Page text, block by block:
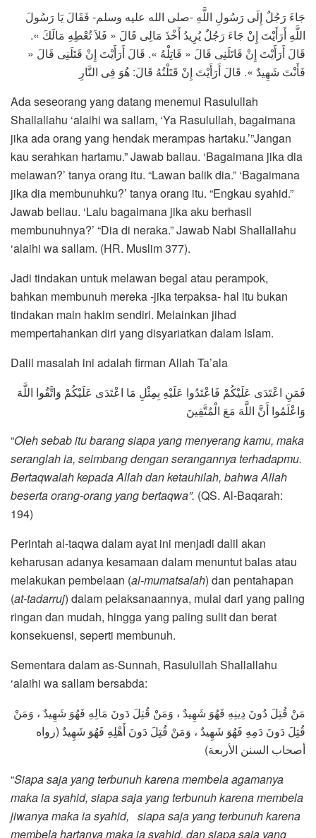
جَاءَ رَجُلٌ إِلَى رَسُولِ اللَّهِ -صلى الله عليه وسلم- فَقَالَ يَا رَسُولَ
اللَّهِ أَرَأَيْتَ إِنْ جَاءَ رَجُلٌ يُرِيدُ أَخْذَ مَالِى قَالَ « فَلاَ تُعْطِهِ مَالَكَ ».
قَالَ أَرَأَيْتَ إِنْ قَاتَلَنِى قَالَ « قَاتِلْهُ ». قَالَ أَرَأَيْتَ إِنْ قَتَلَنِى قَالَ «
فَأَنْتَ شَهِيدٌ ». قَالَ أَرَأَيْتَ إِنْ قَتَلْتُهُ قَالَ: هُوَ فِى النَّارِ
Ada seseorang yang datang menemui Rasulullah
Shallallahu ‘alaihi wa sallam, ‘Ya Rasulullah, bagaimana
jika ada orang yang hendak merampas hartaku.’”Jangan
kau serahkan hartamu.” Jawab baliau. ‘Bagaimana jika dia
melawan?’ tanya orang itu. “Lawan balik dia.” ‘Bagaimana
jika dia membunuhku?’ tanya orang itu. “Engkau syahid.”
Jawab beliau. ‘Lalu bagaimana jika aku berhasil
membunuhnya?’ “Dia di neraka.” Jawab Nabi Shallallahu
‘alaihi wa sallam. (HR. Muslim 377).
Jadi tindakan untuk melawan begal atau perampok,
bahkan membunuh mereka -jika terpaksa- hal itu bukan
tindakan main hakim sendiri. Melainkan jihad
mempertahankan diri yang disyariatkan dalam Islam.
Dalil masalah ini adalah firman Allah Ta’ala
فَمَنِ اعْتَدَى عَلَيْكُمْ فَاعْتَدُوا عَلَيْهِ بِمِثْلِ مَا اعْتَدَى عَلَيْكُمْ وَاتَّقُوا اللَّهَ
وَاعْلَمُوا أَنَّ اللَّهَ مَعَ الْمُتَّقِينَ
“Oleh sebab itu barang siapa yang menyerang kamu, maka
seranglah ia, seimbang dengan serangannya terhadapmu.
Bertaqwalah kepada Allah dan ketauhilah, bahwa Allah
beserta orang-orang yang bertaqwa”. (QS. Al-Baqarah:
194)
Perintah al-taqwa dalam ayat ini menjadi dalil akan
keharusan adanya kesamaan dalam menuntut balas atau
melakukan pembelaan (al-mumatsalah) dan pentahapan
(at-tadarruj) dalam pelaksanaannya, mulai dari yang paling
ringan dan mudah, hingga yang paling sulit dan berat
konsekuensi, seperti membunuh.
Sementara dalam as-Sunnah, Rasulullah Shallallahu
‘alaihi wa sallam bersabda:
مَنْ قُتِلَ دُونَ دِينِهِ فَهُوَ شَهِيدٌ ، وَمَنْ قُتِلَ دَونَ مَالِهِ فَهُوَ شَهِيدٌ ، وَمَنْ
قُتِلَ دَونَ دَمِهِ فَهُوَ شَهِيدٌ ، وَمَنْ قُتِلَ دَونَ أَهْلِهِ فَهُوَ شَهِيدٌ (رواه
أصحاب السنن الأربعة)
“Siapa saja yang terbunuh karena membela agamanya
maka ia syahid, siapa saja yang terbunuh karena membela
jiwanya maka ia syahid, siapa saja yang terbunuh karena
membela hartanya maka ia syahid, dan siapa saja yang